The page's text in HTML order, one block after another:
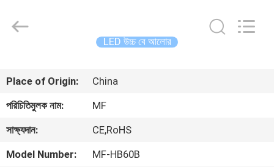
পণ্য
Lighting
Co.,Ltd..
LED উচ্চ বে আলোর
Place of Origin:
China
পরিচিতিমুলক নাম:
MF
সাক্ষ্যদান:
CE,RoHS
Model Number:
MF-HB60B